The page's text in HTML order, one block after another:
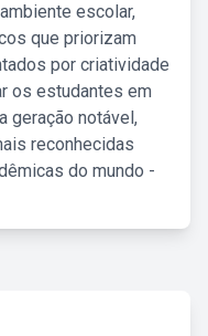
escolar,
que priorizam
por criatividade
os estudantes em
geração notável,
reconhecidas
do mundo -